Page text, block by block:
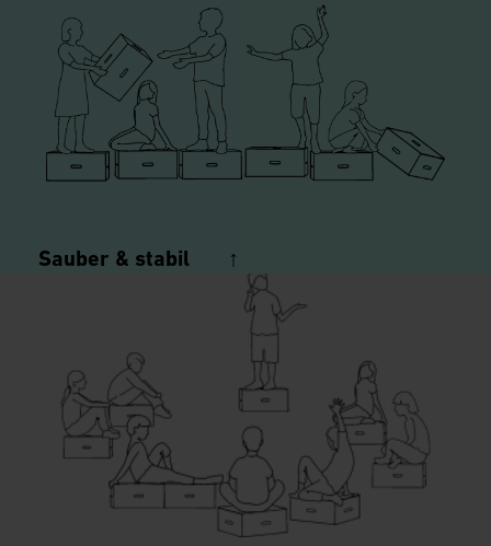
Sauber & stabil ↑
witterungsbeständiges, robustes Material, einfaches
Reinigen & Desinfizieren